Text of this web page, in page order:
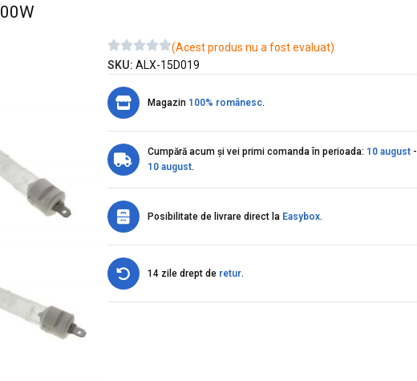
(Acest produs nu a fost evaluat)
SKU: ALX-15D019
Magazin 100% românesc.
Cumpără acum și vei primi comanda în perioada: 10 august-
10 august.
Posibilitate de livrare direct la Easybox.
14 zile drept de retur.